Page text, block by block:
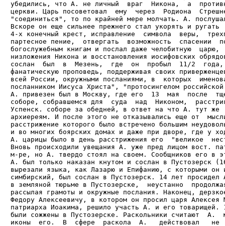
убедились, что А. не личный  враг  Никона,  а
церкви. Царь посоветовал  ему  через  Родиона
"соединиться", то по крайней мере молчать. А.
Вскоре он еще сильнее прежнего стал укорять и
4-х конечный крест, исправление  символа  веры,
партесное пение,  отвергать  возможность  спасении
богослужебным книгам и послал даже челобитную
низложения Никона и восстановления иосифовских
сослан  был  в  Мезень,  где  он  пробыл  11/2
фанатическую проповедь, поддерживая своих
всей России, окружными посланиями, в  которых
посланником Иисуса Христа", "протосингелом
А. привезен был в Москву, где его  13  мая  после
соборе, собравшемся для  суда  над  Никоном,
Успенск. соборе за обедней, в ответ на что А. тут же
архиеpеям. И после этого не отказывались еще от
расстрижение которого было встречено большим
и во многих боярских домах и даже при дворе, где у
А. царицы было в день расстрижения его  "великое
Вновь происходили увещания А. уже пред лицом вост.
м-ре, но А. твердо стоял на своем. Сообщников его в
А. был только наказан кнутом и сослан в Пустозерск
вырезали языка, как Лазарю и Епифанию, с которыми он
симбирский, был сослан в Пустозерск. 14 лет
в земляной тюрьме в Пустозерске,  неустанно
рассылая грамоты и окружные послания. Наконец,
Федору Алексеевичу, в котором он просил царя Алексея
патриарха Иоакима, решило участь А. и его
были сожжены в Пустозерске. Раскольники считают  А.
иконы  его.  В  сфере  раскола  А.   действовал   не